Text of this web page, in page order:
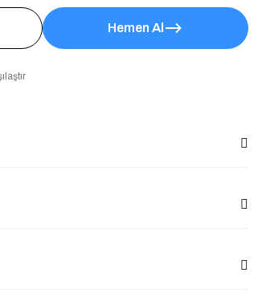
Hemen Al